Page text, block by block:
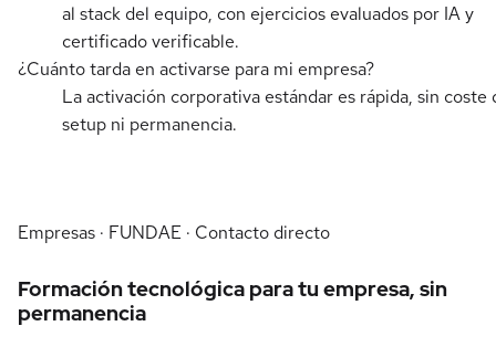
al stack del equipo, con ejercicios evaluados por IA y
certificado verificable.
¿Cuánto tarda en activarse para mi empresa?
La activación corporativa estándar es rápida, sin coste
setup ni permanencia.
Empresas · FUNDAE · Contacto directo
Formación tecnológica para tu empresa, sin
permanencia